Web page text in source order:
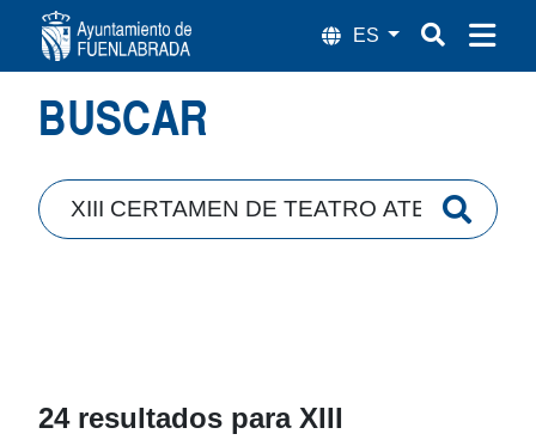
Búsqueda
BUSCAR
24 resultados para XIII